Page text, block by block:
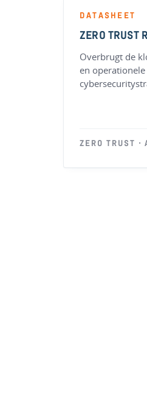
DATASHEET
ZERO TRUST
Overbrugt de
en
ZERO TRUST ·